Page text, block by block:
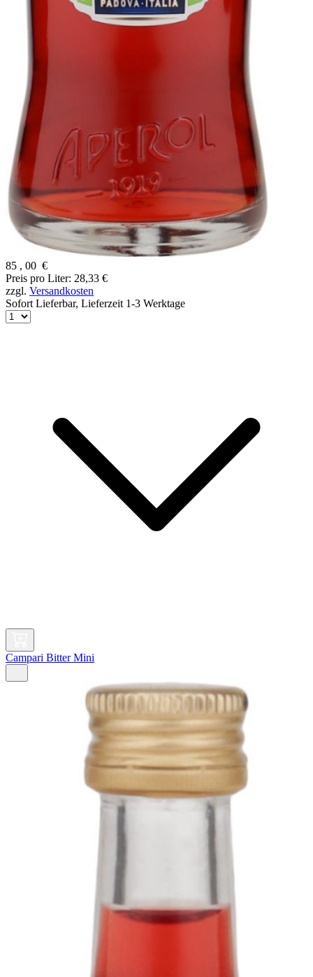
85 , 00 €
Preis pro Liter: 28,33 €
zzgl. Versandkosten
Sofort Lieferbar, Lieferzeit 1-3 Werktage
Campari Bitter Mini